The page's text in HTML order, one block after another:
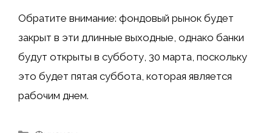
Обратите внимание: фондовый рынок будет
закрыт в эти длинные выходные, однако банки
будут открыты в субботу, 30 марта, поскольку
это будет пятая суббота, которая является
рабочим днем.